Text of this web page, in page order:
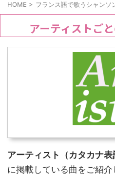
HOME > フランス語で歌うシャンソ
アーティストご
アーティスト（カタカナ表
に掲載している曲をご紹介